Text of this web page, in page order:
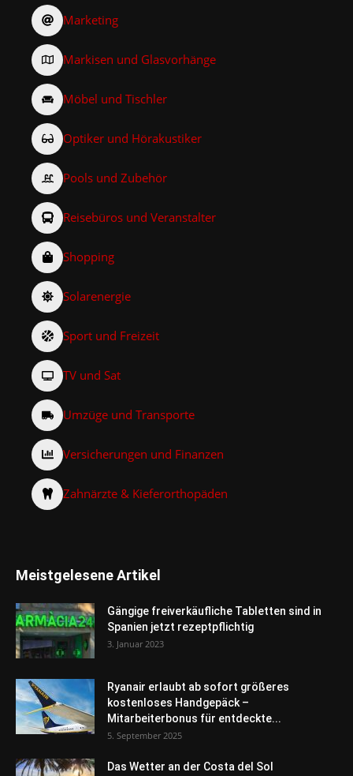
Marketing
Markisen und Glasvorhänge
Möbel und Tischler
Optiker und Hörakustiker
Pools und Zubehör
Reisebüros und Veranstalter
Shopping
Solarenergie
Sport und Freizeit
TV und Sat
Umzüge und Transporte
Versicherungen und Finanzen
Zahnärzte & Kieferorthopäden
Meistgelesene Artikel
Gängige freiverkäufliche Tabletten sind in
Spanien jetzt rezeptpflichtig
3. Januar 2023
Ryanair erlaubt ab sofort größeres
kostenloses Handgepäck –
Mitarbeiterbonus für entdeckte...
5. September 2025
Das Wetter an der Costa del Sol